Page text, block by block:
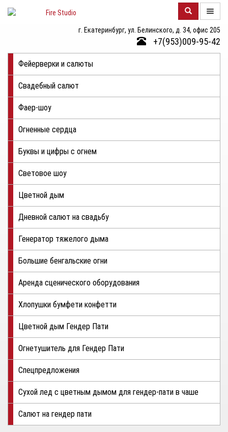
г. Екатеринбург, ул. Белинского, д. 34, офис 205
+7(953)009-95-42
КАТАЛОГ
ФОТОГАЛЕРЕЯ
КОНТАКТЫ
ЦЕНЫ
ОТЗЫВЫ
Фейерверки и салюты
Свадебный салют
Фаер-шоу
Огненные сердца
Буквы и цифры с огнем
Световое шоу
Цветной дым
Дневной салют на свадьбу
Генератор тяжелого дыма
Большие бенгальские огни
Аренда сценического оборудования
Хлопушки бумфети конфетти
Цветной дым Гендер Пати
Огнетушитель для Гендер Пати
Спецпредложения
Сухой лед с цветным дымом для гендер-пати в чаше
Салют на гендер пати